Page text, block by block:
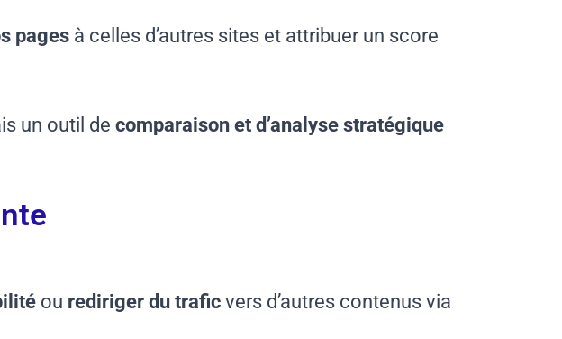
pages à celles d’autres sites et attribuer un score
un outil decomparaison et d’analyse stratégique
ou rediriger du trafic vers d’autres contenus via